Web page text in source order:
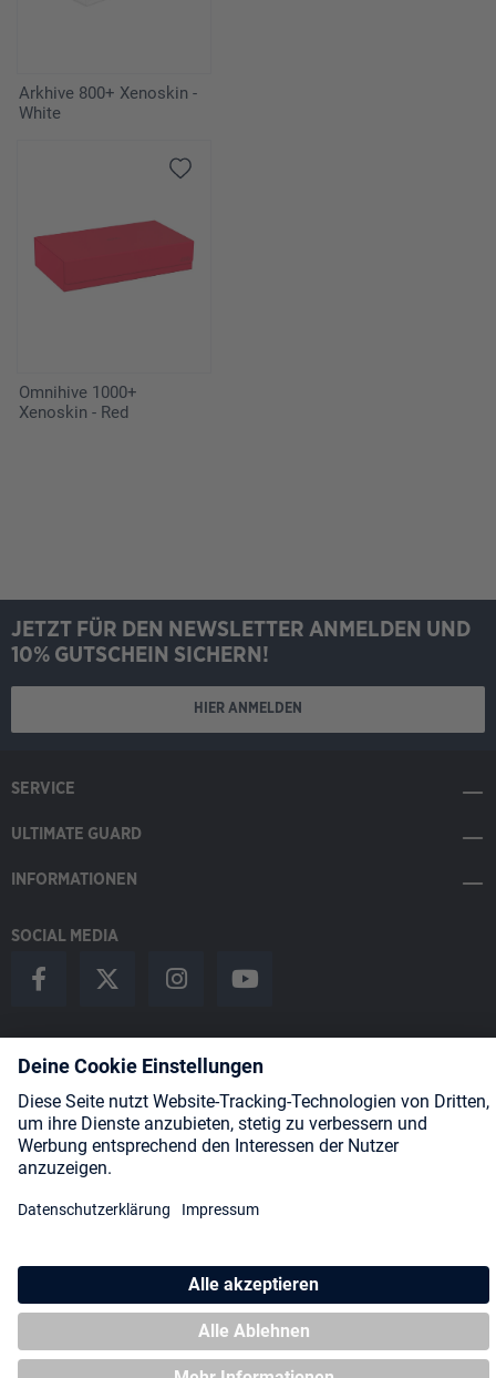
Arkhive 800+ Xenoskin -
White
Omnihive 1000+
Xenoskin - Red
JETZT FÜR DEN NEWSLETTER ANMELDEN UND
10% GUTSCHEIN SICHERN!
HIER ANMELDEN
SERVICE
ULTIMATE GUARD
INFORMATIONEN
SOCIAL MEDIA
Shipping
* Alle Preise inkl. gesetzl. Mehrwertsteuer zzgl.
ggf. Nachnahmegebühren, wenn nicht anders angegeben.